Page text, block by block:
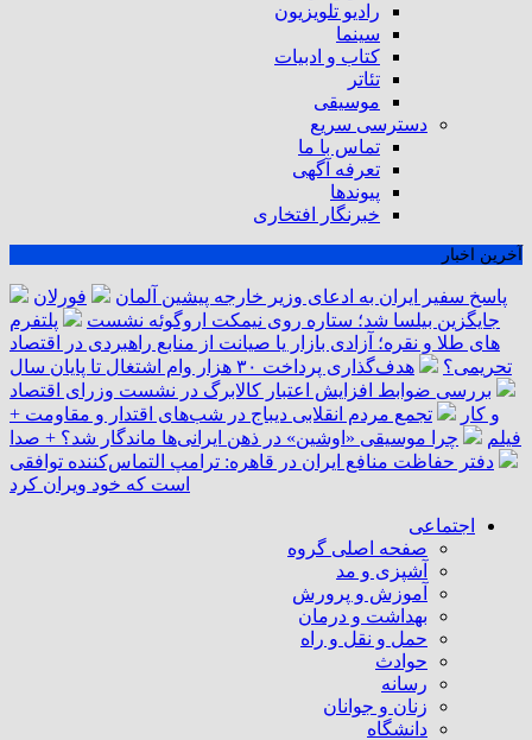
رادیو تلویزیون
سینما
کتاب و ادبیات
تئاتر
موسیقی
دسترسی سریع
تماس با ما
تعرفه آگهی
پیوندها
خبرنگار افتخاری
آخرین اخبار
پاسخ سفیر ایران به ادعای وزیر خارجه پیشین آلمان
فورلان
جایگزین بیلسا شد؛ ستاره روی نیمکت اروگوئه نشست
پلتفرم
‌های طلا و نقره؛ آزادی بازار یا صیانت از منابع راهبردی در اقتصاد
تحریمی؟
هدف‌گذاری پرداخت ۳۰ هزار وام اشتغال تا پایان سال
بررسی ضوابط افزایش اعتبار کالابرگ در نشست وزرای اقتصاد
و کار
تجمع مردم انقلابی دیباج در شب‌های اقتدار و مقاومت +
فیلم
چرا موسیقی «اوشین» در ذهن ایرانی‌ها ماندگار شد؟ + صدا
دفتر حفاظت منافع ایران در قاهره: ترامپ التماس‌کننده توافقی
است که خود ویران کرد
اجتماعی
صفحه اصلی گروه
آشپزی و مد
آموزش و پرورش
بهداشت و درمان
حمل و نقل و راه
حوادث
رسانه
زنان و جوانان
دانشگاه